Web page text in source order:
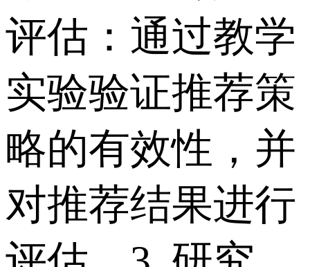
评估：通过教学
实验验证推荐策
略的有效性，并
对推荐结果进行